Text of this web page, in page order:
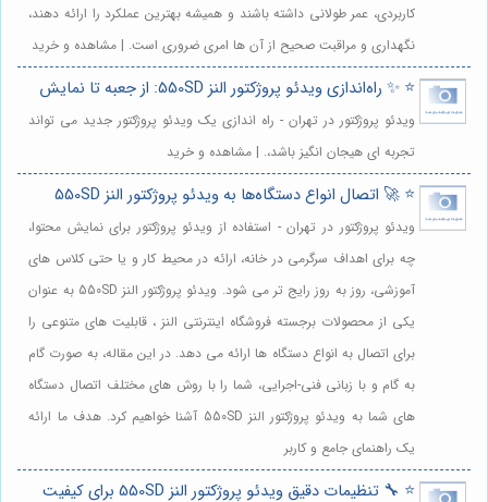
کاربردی، عمر طولانی داشته باشند و همیشه بهترین عملکرد را ارائه دهند،
نگهداری و مراقبت صحیح از آن ها امری ضروری است. | مشاهده و خرید
⭐️ ✨ راه‌اندازی ویدئو پروژکتور النز 550SD: از جعبه تا نمایش
ویدئو پروژکتور در تهران - راه اندازی یک ویدئو پروژکتور جدید می تواند
تجربه ای هیجان انگیز باشد،. | مشاهده و خرید
⭐️ 🚀 اتصال انواع دستگاه‌ها به ویدئو پروژکتور النز 550SD
ویدئو پروژکتور در تهران - استفاده از ویدئو پروژکتور برای نمایش محتوا،
چه برای اهداف سرگرمی در خانه، ارائه در محیط کار و یا حتی کلاس های
آموزشی، روز به روز رایج تر می شود. ویدئو پروژکتور النز 550SD به عنوان
یکی از محصولات برجسته فروشگاه اینترنتی النز ، قابلیت های متنوعی را
برای اتصال به انواع دستگاه ها ارائه می دهد. در این مقاله، به صورت گام
به گام و با زبانی فنی-اجرایی، شما را با روش های مختلف اتصال دستگاه
های شما به ویدئو پروژکتور النز 550SD آشنا خواهیم کرد. هدف ما ارائه
یک راهنمای جامع و کاربر
⭐️ 🔧 تنظیمات دقیق ویدئو پروژکتور النز 550SD برای کیفیت